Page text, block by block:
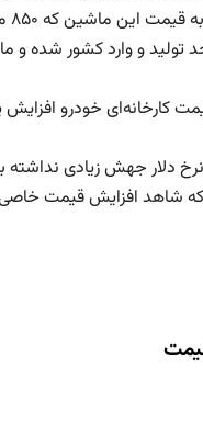
تولید و وارد کشور شده و
کارخانه‌ای خودرو
شاهد افزایش قیمت